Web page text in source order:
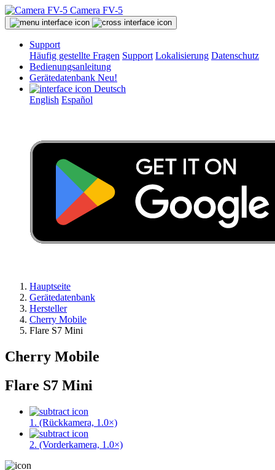
Camera FV-5
Support
Häufig gestellte Fragen Support Lokalisierung Datenschutz
Bedienungsanleitung
Gerätedatenbank Neu!
Deutsch
English Español
Hauptseite
Gerätedatenbank
Hersteller
Cherry Mobile
Flare S7 Mini
Cherry Mobile
Flare S7 Mini
1. (Rückkamera, 1.0×)
2. (Vorderkamera, 1.0×)